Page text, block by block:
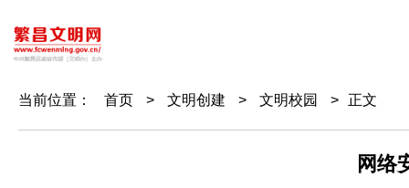
当前位置： 首页 > 文明创建 > 文明校园 > 正文
网络